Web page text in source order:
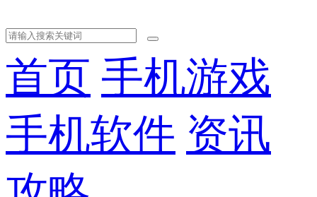
首页 手机游戏
手机软件 资讯